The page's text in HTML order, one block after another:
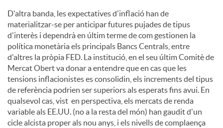
t
i
n
g
D'altra banda, les expectatives d'inflació han de
materialitzar-se per anticipar futures pujades de tipus
d'interès i dependrà en últim terme de com gestionen la
política monetària els principals Bancs Centrals, entre
d'altres la pròpia FED. La institució, en el seu últim Comitè de
Mercat Obert va donar a entendre que en cas que les
tensions inflacionistes es consolidin, els increments del tipus
de referència podrien ser superiors als esperats fins avui. En
qualsevol cas, vist en perspectiva, els mercats de renda
variable als EE.UU. (no a la resta del món) han gaudit d'un
cicle alcista proper als nou anys, i els nivells de complaença